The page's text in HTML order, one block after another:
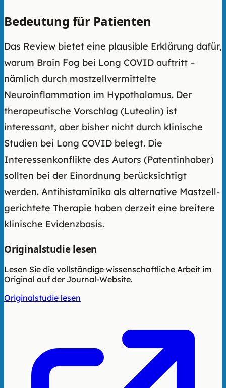
Bedeutung für Patienten
Das Review bietet eine plausible Erklärung dafür,
warum Brain Fog bei Long COVID auftritt –
nämlich durch mastzellvermittelte
Neuroinflammation im Hypothalamus. Der
therapeutische Vorschlag (Luteolin) ist
interessant, aber bisher nicht durch klinische
Studien bei Long COVID belegt. Die
Interessenkonflikte des Autors (Patentinhaber)
sollten bei der Einordnung berücksichtigt
werden. Antihistaminika als alternative Mastzell-
gerichtete Therapie haben derzeit eine breitere
klinische Evidenzbasis.
Originalstudie lesen
Lesen Sie die vollständige wissenschaftliche Arbeit im
Original auf der Journal-Website.
Originalstudie lesen